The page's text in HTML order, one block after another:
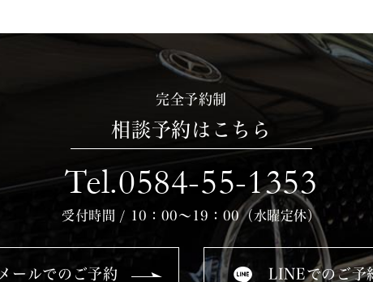
完全予約制
相談予約はこちら
Tel.0584-55-1353
受付時間 / 10：00～19：00（水曜定休）
メールでのご予約 LINEでのご予